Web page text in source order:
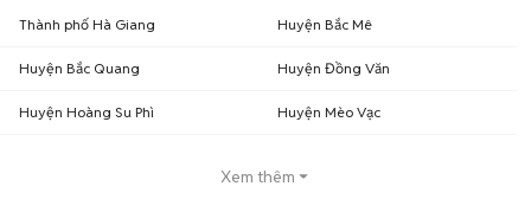
Thành phố Hà Giang Huyện Bắc Mê
Huyện Bắc Quang Huyện Đồng Văn
Huyện Hoàng Su Phì Huyện Mèo Vạc
Xem thêm